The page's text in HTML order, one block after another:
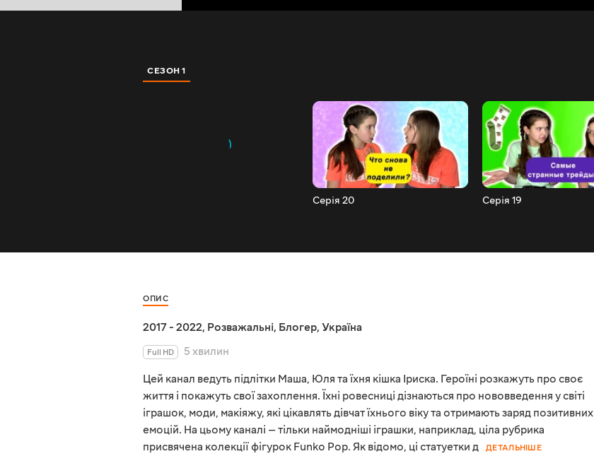
СЕЗОН 1
Серія 20 Серія 19
ОПИС
2017 - 2022, Розважальні, Блогер, Україна
Full HD
5 хвилин
Цей канал ведуть підлітки Маша, Юля та їхня кішка Іриска. Героїні розкажуть про своє
життя і покажуть свої захоплення. Їхні ровесниці дізнаються про нововведення у світі
іграшок, моди, макіяжу, які цікавлять дівчат їхнього віку та отримають заряд позитивних
емоцій. На цьому каналі — тільки наймодніші іграшки, наприклад, ціла рубрика
присвячена колекції фігурок Funko Pop. Як відомо, ці статуетки д
ДЕТАЛЬНІШЕ